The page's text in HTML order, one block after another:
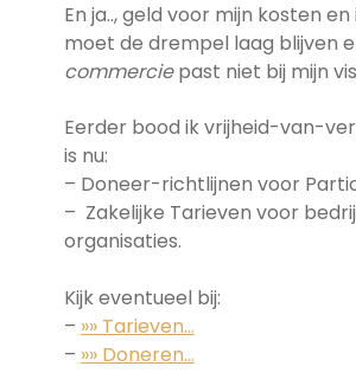
En ja.., geld voor mijn kosten
moet de drempel laag blijven
commerciepast niet bij mijn
Eerder bood ik vrijheid-van-
is nu:
– Doneer-richtlijnen voor
– Zakelijke Tarieven voor
organisaties.
Kijk eventueel bij:
– »» Tarieven…
– »» Doneren…